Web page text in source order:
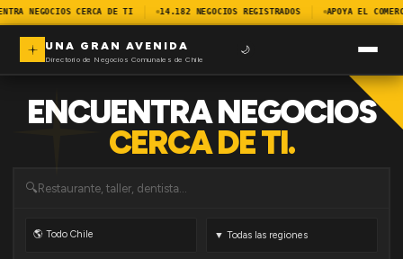
NEGOCIOS CERCA DE TI 14.182 NEGOCIOS REGISTRADOS APOYA EL
UNA GRAN AVENIDA
Directorio de Negocios Comunales de Chile
🌙
ENCUENTRA NEGOCIOS
CERCA DE TI.
🔍